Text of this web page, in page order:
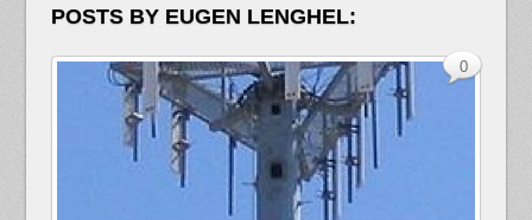
POSTS BY EUGEN LENGHEL:
0